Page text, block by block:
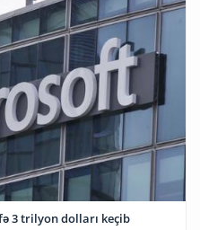
3 trilyon dolları keçib